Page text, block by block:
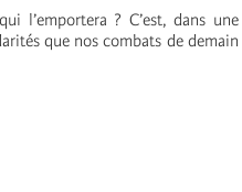
l’emportera ? C’est, dans une
que nos combats de demain